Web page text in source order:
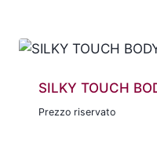
SILKY TOUCH
Prezzo riservato